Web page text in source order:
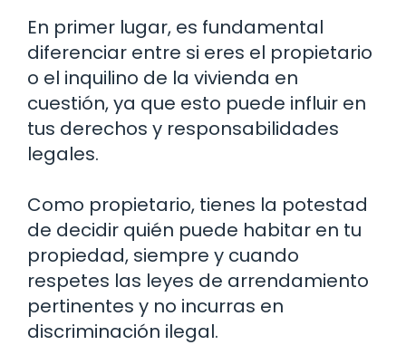
En primer lugar, es fundamental
diferenciar entre si eres el propietario
o el inquilino de la vivienda en
cuestión, ya que esto puede influir en
tus derechos y responsabilidades
legales.
Como propietario, tienes la potestad
de decidir quién puede habitar en tu
propiedad, siempre y cuando
respetes las leyes de arrendamiento
pertinentes y no incurras en
discriminación ilegal.